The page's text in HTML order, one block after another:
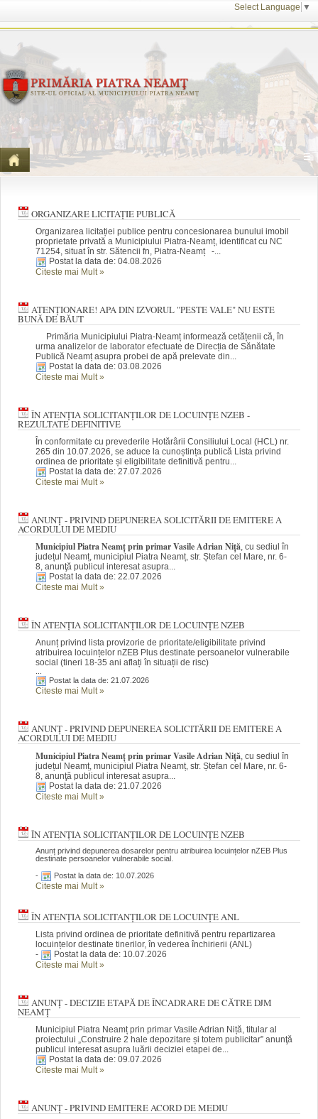
Select Language ▼
☰
ORGANIZARE LICITAȚIE PUBLICĂ
Organizarea licitației publice pentru concesionarea bunului imobil
proprietate privată a Municipiului Piatra-Neamț, identificat cu NC
71254, situat în str. Sătencii fn, Piatra-Neamț -...
Postat la data de: 04.08.2026
Citeste mai Mult»
ATENȚIONARE! APA DIN IZVORUL "PESTE VALE" NU ESTE
BUNĂ DE BĂUT
Primăria Municipiului Piatra-Neamț informează cetățenii că, în
urma analizelor de laborator efectuate de Direcția de Sănătate
Publică Neamț asupra probei de apă prelevate din...
Postat la data de: 03.08.2026
Citeste mai Mult»
ÎN ATENȚIA SOLICITANȚILOR DE LOCUINȚE NZEB -
REZULTATE DEFINITIVE
În conformitate cu prevederile Hotărârii Consiliului Local (HCL) nr.
265 din 10.07.2026, se aduce la cunoștința publică Lista privind
ordinea de prioritate și eligibilitate definitivă pentru...
Postat la data de: 27.07.2026
Citeste mai Mult»
ANUNȚ - PRIVIND DEPUNEREA SOLICITĂRII DE EMITERE A
ACORDULUI DE MEDIU
Municipiul Piatra Neamț prin primar Vasile Adrian Niță, cu sediul în
județul Neamț, municipiul Piatra Neamț, str. Ștefan cel Mare, nr. 6-
8, anunţă publicul interesat asupra...
Postat la data de: 22.07.2026
Citeste mai Mult»
ÎN ATENȚIA SOLICITANȚILOR DE LOCUINȚE NZEB
Anunț privind lista provizorie de prioritate/eligibilitate privind
atribuirea locuințelor nZEB Plus destinate persoanelor vulnerabile
social (tineri 18-35 ani aflați în situații de risc)
...
Postat la data de: 21.07.2026
Citeste mai Mult»
ANUNȚ - PRIVIND DEPUNEREA SOLICITĂRII DE EMITERE A
ACORDULUI DE MEDIU
Municipiul Piatra Neamț prin primar Vasile Adrian Niță , cu sediul în
județul Neamț, municipiul Piatra Neamț, str. Ștefan cel Mare, nr. 6-
8, anunţă publicul interesat asupra...
Postat la data de: 21.07.2026
Citeste mai Mult »
ÎN ATENȚIA SOLICITANȚILOR DE LOCUINȚE NZEB
Anunț privind depunerea dosarelor pentru atribuirea locuințelor nZEB Plus
destinate persoanelor vulnerabile social.
-
Postat la data de: 10.07.2026
Citeste mai Mult »
ÎN ATENȚIA SOLICITANȚILOR DE LOCUINȚE ANL
Lista privind ordinea de prioritate definitivă pentru repartizarea
locuințelor destinate tinerilor, în vederea închirierii (ANL)
-
Postat la data de: 10.07.2026
Citeste mai Mult »
ANUNȚ - DECIZIE ETAPĂ DE ÎNCADRARE DE CĂTRE DJM
NEAMȚ
Municipiul Piatra Neamț prin primar Vasile Adrian Niță, titular al
proiectului „Construire 2 hale depozitare și totem publicitar” anunţă
publicul interesat asupra luării deciziei etapei de...
Postat la data de: 09.07.2026
Citeste mai Mult»
ANUNȚ - PRIVIND EMITERE ACORD DE MEDIU